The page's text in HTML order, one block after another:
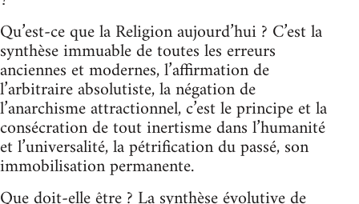
Qu’est-ce que la Religion aujourd’hui ? C’est la
synthèse immuable de toutes les erreurs
anciennes et modernes, l’affirmation de
l’arbitraire absolutiste, la négation de
l’anarchisme attractionnel, c’est le principe et la
consécration de tout inertisme dans l’humanité
et l’universalité, la pétrification du passé, son
immobilisation permanente.